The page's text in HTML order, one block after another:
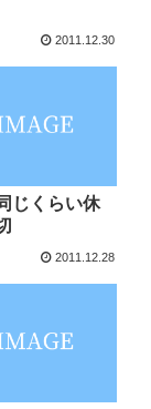
2011.12.30
じくらい休
2011.12.28